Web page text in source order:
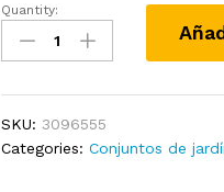
Juego
muebles
8
pzas
Quantity:
SKU:3096555
Categories:Conjuntos de